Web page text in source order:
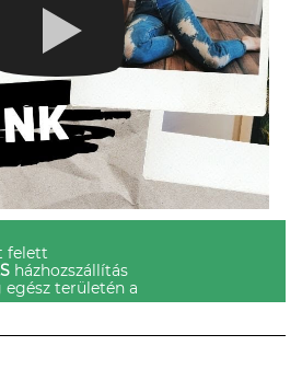
felett
házhozszállítás
egész területén a